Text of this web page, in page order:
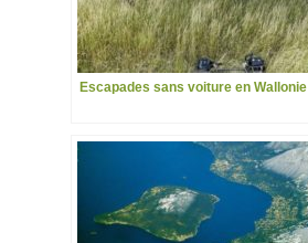
Escapades sans voiture en Wallonie